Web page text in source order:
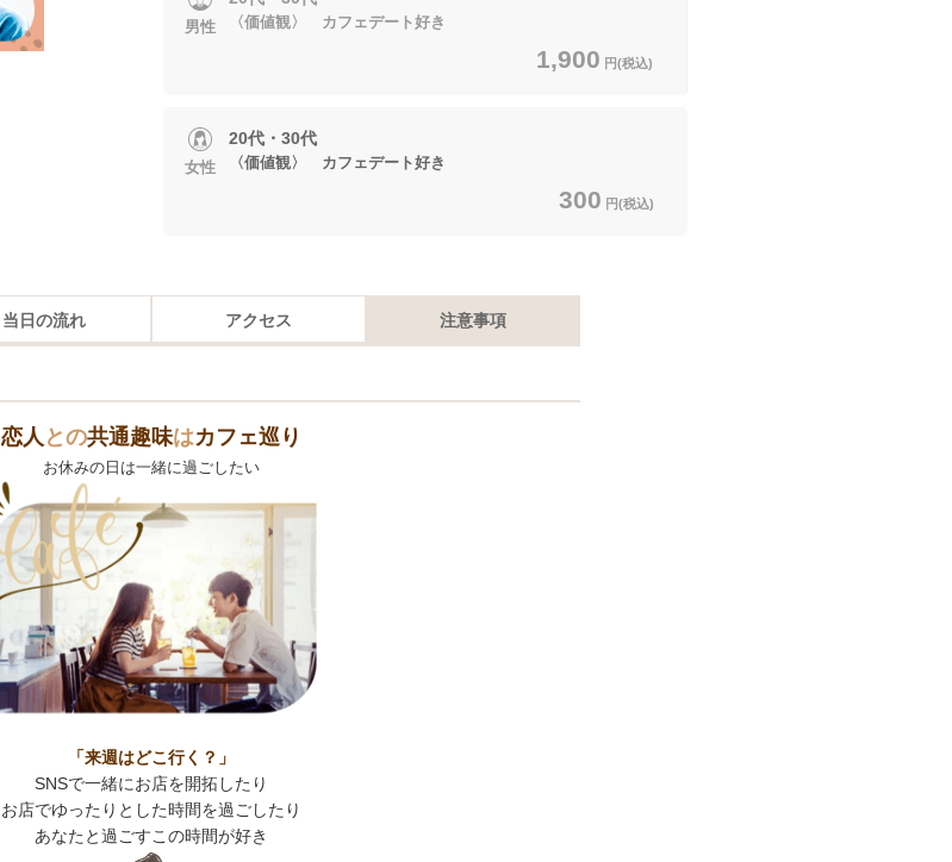
男性 〈価値観〉 カフェデート好き
1,900 円(税込)
女性
20代・30代
〈価値観〉 カフェデート好き
300 円(税込)
当日の流れ アクセス 注意事項
恋人 との共通趣味はカフェ巡り
お休みの日は一緒に過ごしたい
「来週はどこ行く？」
SNSで一緒にお店を開拓したり
お店でゆったりとした時間を過ごしたり
あなたと過ごすこの時間が好き